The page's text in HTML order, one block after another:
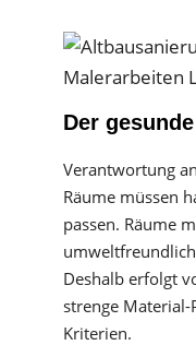
Der
Verantwortung
Räume müssen
passen. Räume
Deshalb erfolgt
strenge
Kriterien.